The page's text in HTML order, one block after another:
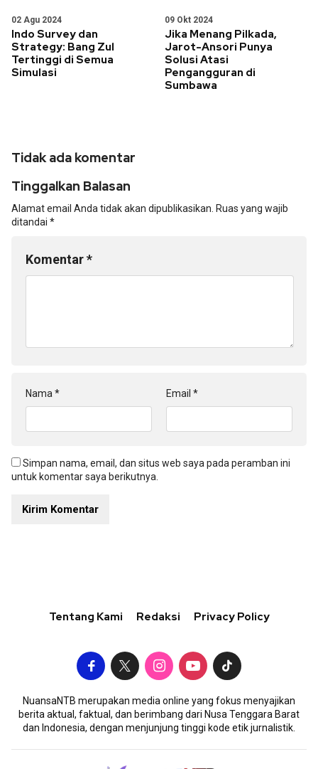
02 Agu 2024
Indo Survey dan
Strategy: Bang Zul
Tertinggi di Semua
Simulasi
09 Okt 2024
Jika Menang Pilkada,
Jarot-Ansori Punya
Solusi Atasi
Pengangguran di
Sumbawa
Tidak ada komentar
Tinggalkan Balasan
Alamat email Anda tidak akan dipublikasikan. Ruas yang wajib
ditandai *
Komentar*
Nama * Email *
Simpan nama, email, dan situs web saya pada peramban ini
untuk komentar saya berikutnya.
Tentang Kami Redaksi Privacy Policy
NuansaNTB merupakan media online yang fokus menyajikan
berita aktual, faktual, dan berimbang dari Nusa Tenggara Barat
dan Indonesia, dengan menjunjung tinggi kode etik jurnalistik.